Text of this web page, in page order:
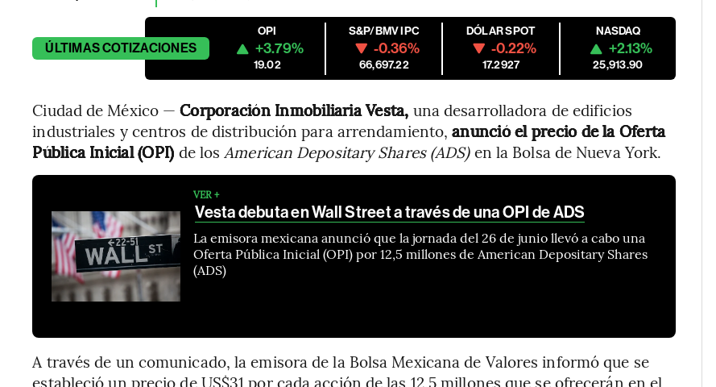
ÚLTIMASCOTIZACIONES
OPI
+3.79%
19.02
S&P/BMV IPC
-0.36%
66,697.22
DÓLAR SPOT
-0.22%
17.2927
NASDAQ
+2.13%
25,913.90
Ciudad de México —Corporación Inmobiliaria Vesta, una desarrolladora de edificios
industriales y centros de distribución para arrendamiento,anunció el precio de la Oferta
Pública Inicial (OPI) de los American Depositary Shares (ADS)en la Bolsa de Nueva York.
VER +
Vesta debuta en Wall Street a través de una OPI de ADS
La emisora mexicana anunció que la jornada del 26 de junio llevó a cabo una
Oferta Pública Inicial (OPI) por 12,5 millones de American Depositary Shares
(ADS)
A través de un comunicado, la emisora de la Bolsa Mexicana de Valores informó que se
estableció un precio de US$31 por cada acción de las 12,5 millones que se ofrecerán en el